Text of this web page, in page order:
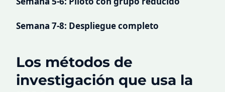
Semana 7-8: Despliegue completo
Los métodos de
investigación que usa la